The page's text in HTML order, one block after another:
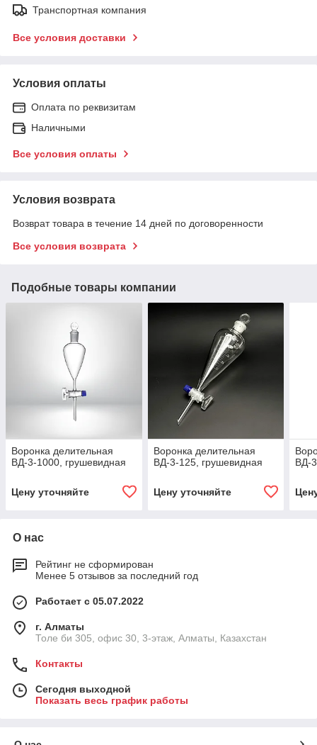
Транспортная компания
Все условия доставки
Условия оплаты
Оплата по реквизитам
Наличными
Все условия оплаты
Условия возврата
Возврат товара в течение 14 дней по договоренности
Все условия возврата
Подобные товары компании
Воронка делительная
ВД-3-1000, грушевидная
Цену уточняйте
Воронка делительная
ВД-3-125, грушевидная
Цену уточняйте
ВД-
О нас
Рейтинг не сформирован
Менее 5 отзывов за последний год
Работает с 05.07.2022
г. Алматы
Толе би 305, офис 30, 3-этаж, Алматы, Казахстан
Контакты
Сегодня выходной
Показать весь график работы